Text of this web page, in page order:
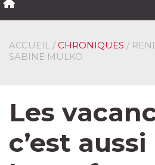
ACCUEIL / CHRONIQUES /
SABINE MULKO
Les
c’est